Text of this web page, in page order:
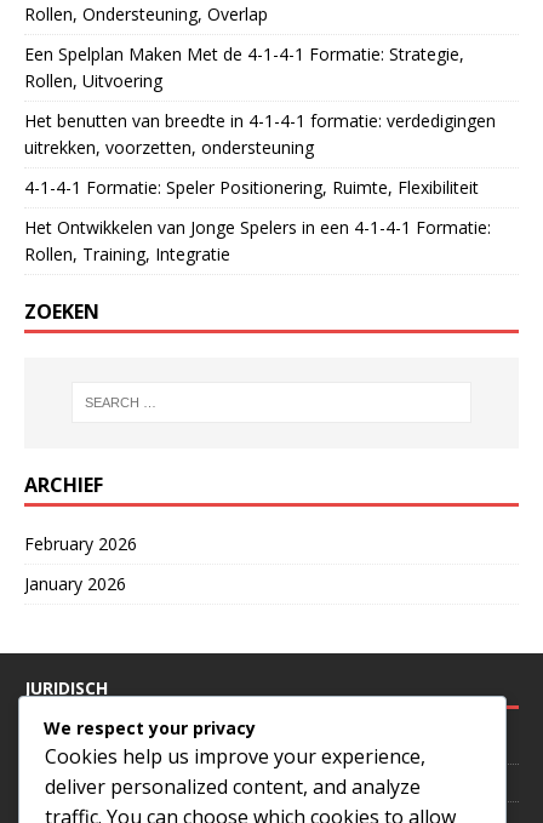
Rollen, Ondersteuning, Overlap
Een Spelplan Maken Met de 4-1-4-1 Formatie: Strategie,
Rollen, Uitvoering
Het benutten van breedte in 4-1-4-1 formatie: verdedigingen
uitrekken, voorzetten, ondersteuning
4-1-4-1 Formatie: Speler Positionering, Ruimte, Flexibiliteit
Het Ontwikkelen van Jonge Spelers in een 4-1-4-1 Formatie:
Rollen, Training, Integratie
ZOEKEN
ARCHIEF
February 2026
January 2026
JURIDISCH
Wie we zijn
Cookies en tracking
We respect your privacy
Cookies help us improve your experience,
deliver personalized content, and analyze
traffic. You can choose which cookies to allow